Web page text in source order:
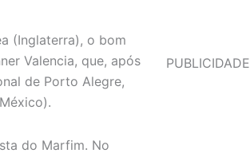
(Inglaterra), o bom
Valencia, que, após
de Porto Alegre,
do Marfim. No
PUBLICIDADE